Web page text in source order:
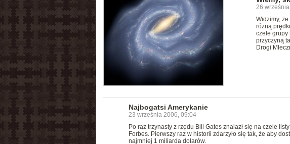
26
Widzimy,
różną
czele grupy
przyczyną
Drogi
Najbogatsi Amerykanie
23 września 2006, 09:04
Po raz trzynasty z rzędu Bill Gates znalazł się na czele
Forbes. Pierwszy raz w historii zdarzyło się tak, że aby
najmniej 1 miliarda dolarów.